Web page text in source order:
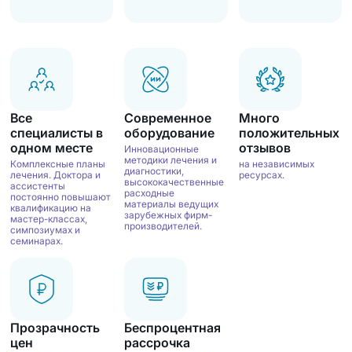
Все
специалисты в
одном месте
Комплексные планы
лечения. Доктора и
ассистенты
постоянно повышают
квалификацию на
мастер-классах,
симпозиумах и
семинарах.
Современное
оборудование
Инновационные
методики лечения и
диагностики,
высококачественные
расходные
материалы ведущих
зарубежных фирм-
производителей.
Много
положительных
отзывов
на независимых
ресурсах.
Прозрачность
цен
Беспроцентная
рассрочка